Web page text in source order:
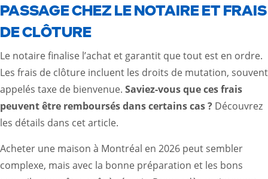
PASSAGE CHEZ LE NOTAIRE ET FRAIS
DE CLÔTURE
Le notaire finalise l’achat et garantit que tout est en ordre.
Les frais de clôture incluent les droits de mutation, souvent
appelés taxe de bienvenue. Saviez-vous que ces frais
peuvent être remboursés dans certains cas ? Découvrez
les détails dans cetarticle.
Acheter une maison à Montréal en 2026 peut sembler
complexe, mais avec la bonne préparation et les bons